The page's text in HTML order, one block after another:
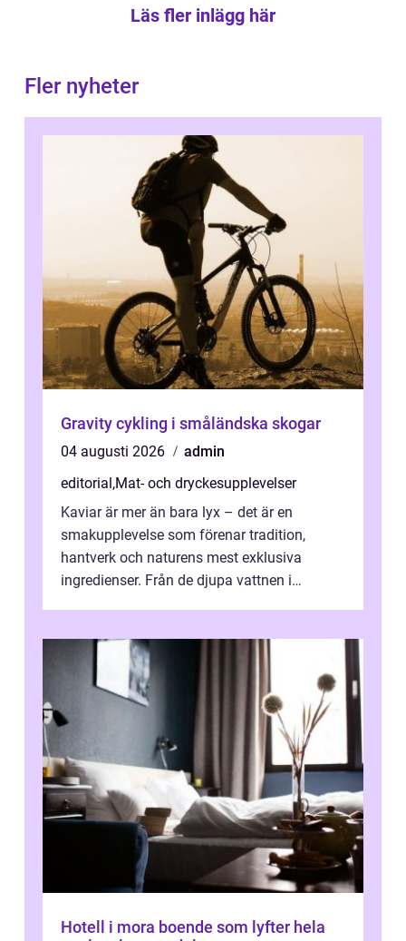
Läs fler inlägg här
Fler nyheter
Gravity cykling i småländska skogar
04 augusti 2026
admin
editorial,Mat- och dryckesupplevelser
Kaviar är mer än bara lyx – det är en
smakupplevelse som förenar tradition,
hantverk och naturens mest exklusiva
ingredienser. Från de djupa vattnen i
Hotell i mora boende som lyfter hela